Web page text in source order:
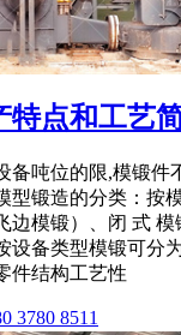
特点和工艺
备吨位的限,模锻件
型锻造的分类：按
边模锻）、闭 式
设备类型模锻可分
件结构工艺性
3780 8511